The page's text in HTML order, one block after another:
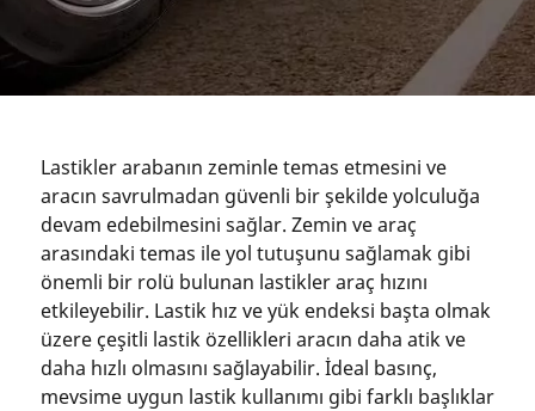
Lastikler arabanın zeminle temas etmesini ve
aracın savrulmadan güvenli bir şekilde yolculuğa
devam edebilmesini sağlar. Zemin ve araç
arasındaki temas ile yol tutuşunu sağlamak gibi
önemli bir rolü bulunan lastikler araç hızını
etkileyebilir. Lastik hız ve yük endeksi başta olmak
üzere çeşitli lastik özellikleri aracın daha atik ve
daha hızlı olmasını sağlayabilir. İdeal basınç,
mevsime uygun lastik kullanımı gibi farklı başlıklar